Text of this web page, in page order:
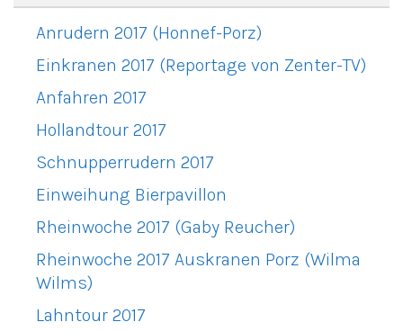
Anrudern 2017 (Honnef-Porz)
Einkranen 2017 (Reportage von Zenter-TV)
Anfahren 2017
Hollandtour 2017
Schnupperrudern 2017
Einweihung Bierpavillon
Rheinwoche 2017 (Gaby Reucher)
Rheinwoche 2017 Auskranen Porz (Wilma
Wilms)
Lahntour 2017